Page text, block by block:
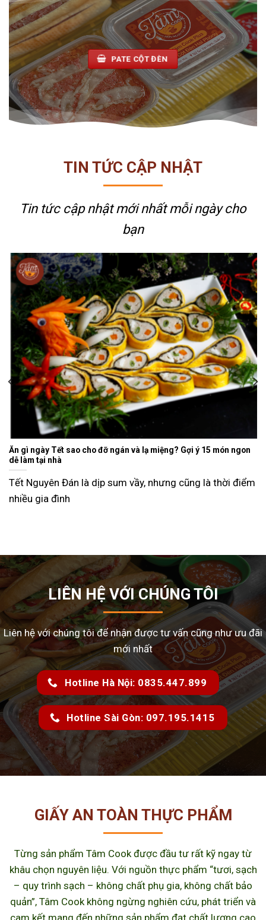
PATE CỘT ĐÈN
TIN TỨC CẬP NHẬT
Tin tức cập nhật mới nhấtmỗi ngày cho
bạn
Ăn gì ngày Tết sao cho đỡ ngán và lạ miệng? Gợi ý 15 món ngon
dễ làm tại nhà
Tết Nguyên Đán là dịp sum vầy, nhưng cũng là thời điểm
nhiều gia đình
LIÊN HỆ VỚI CHÚNG TÔI
Liên hệ với chúng tôi để nhận được tư vấn cũng như ưu đãi
mới nhất
Hotline Hà Nội: 0835.447.899
Hotline Sài Gòn: 097.195.1415
GIẤY AN TOÀN THỰC PHẨM
Từng sản phẩm Tâm Cook được đầu tư rất kỹ ngay từ
khâu chọn nguyên liệu. Với nguồn thực phẩm “tươi, sạch
– quy trình sạch – không chất phụ gia, không chất bảo
quản”, Tâm Cook không ngừng nghiên cứu, phát triển và
cam kết mang đến những sản phẩm đạt chất lượng cao